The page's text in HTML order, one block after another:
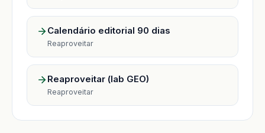
Calendário editorial 90 dias
Reaproveitar
Reaproveitar (lab GEO)
Reaproveitar